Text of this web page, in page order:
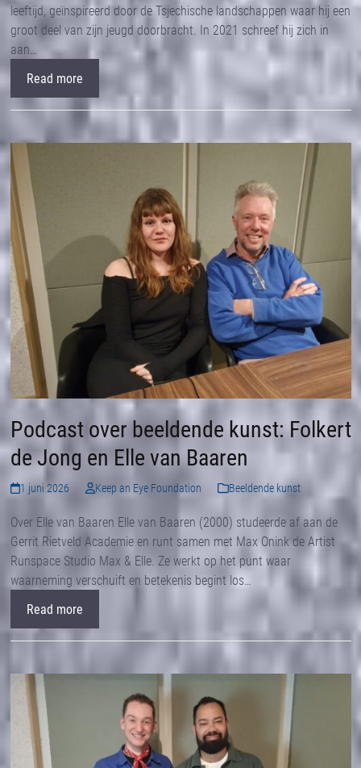
leeftijd, geïnspireerd door de Tsjechische landschappen waar hij een
groot deel van zijn jeugd doorbracht. In 2021 schreef hij zich in
aan…
Read more
Podcast over beeldende kunst: Folkert
de Jong en Elle van Baaren
1 juni 2026 Keep an Eye Foundation Beeldende kunst
Over Elle van Baaren Elle van Baaren (2000) studeerde af aan de
Gerrit Rietveld Academie en runt samen met Max Onink de Artist
Runspace Studio Max & Elle. Ze werkt op het punt waar
waarneming verschuift en betekenis begint los…
Read more